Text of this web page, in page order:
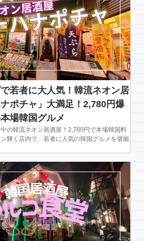
若者に大人気！韓流ネオン居
ポチャ」大満足！2,780円爆
場韓国グルメ
の韓流ネオン居酒屋！2,780円で本場韓国料
輝く店内で、若者に人気の韓国グルメを堪能